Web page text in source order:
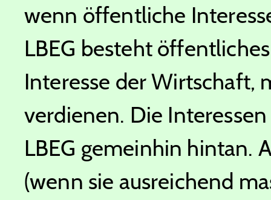
wenn öffentliche
LBEG besteht
Interesse der Wirtschaft,
verdienen. Die
LBEG gemeinhin hintan.
(wenn sie ausreichend